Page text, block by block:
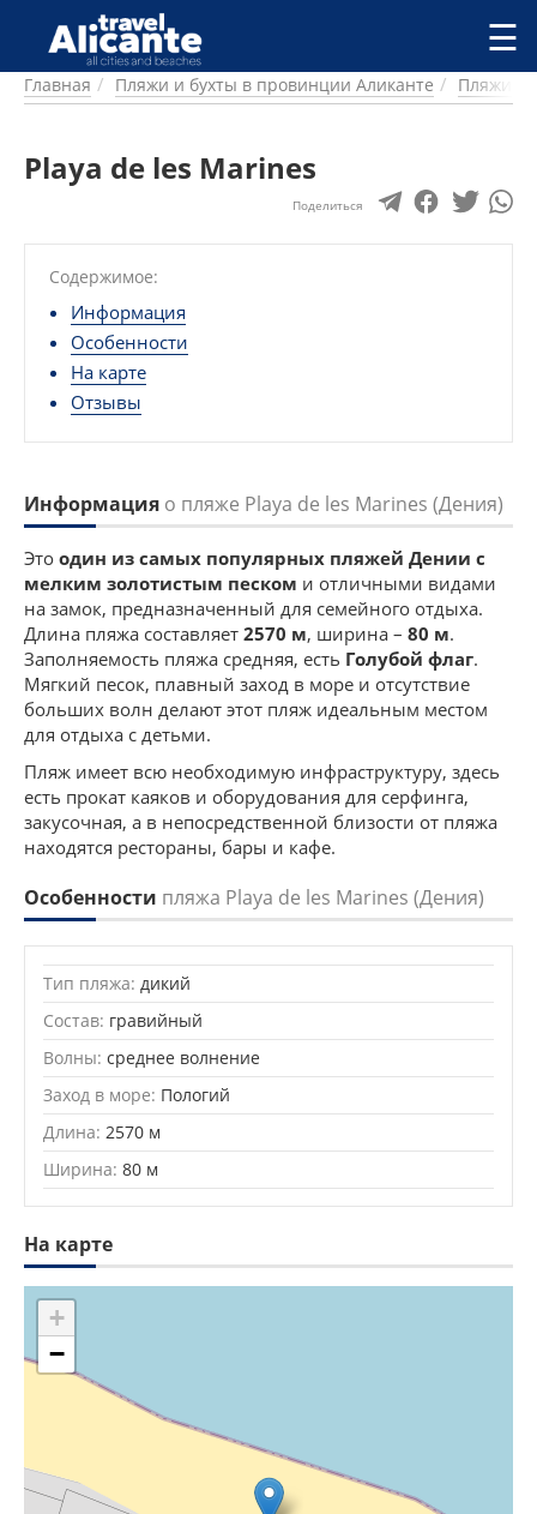
Перейти к основному содержанию
ГОРОДА
ПИТАНИЕ
ПРОЖИВАНИЕ
ДОСТОПРИМЕЧАТЕЛЬНОСТИ
КЕМПИНГ
КОМАРКИ (РАЙОНЫ)
РЕЦЕПТЫ
ПРЕДЛОЖЕНИЯ
☰
Главная Пляжи и бухты в провинции Аликанте Пляжи и
Playa de les Marines
Поделиться
Содержимое:
Информация
Особенности
На карте
Отзывы
Информация о пляже Playa de les Marines (Дения)
Это один из самых популярных пляжей Дении с
мелким золотистым песком и отличными видами
на замок, предназначенный для семейного отдыха.
Длина пляжа составляет 2570 м, ширина – 80 м.
Заполняемость пляжа средняя, есть Голубой флаг.
Мягкий песок, плавный заход в море и отсутствие
больших волн делают этот пляж идеальным местом
для отдыха с детьми.
Пляж имеет всю необходимую инфраструктуру, здесь
есть прокат каяков и оборудования для серфинга,
закусочная, а в непосредственной близости от пляжа
находятся рестораны, бары и кафе.
Особенности пляжа Playa de les Marines (Дения)
Тип пляжа: дикий
Состав: гравийный
Волны: среднее волнение
Заход в море: Пологий
Длина: 2570 м
Ширина: 80 м
На карте
+
−